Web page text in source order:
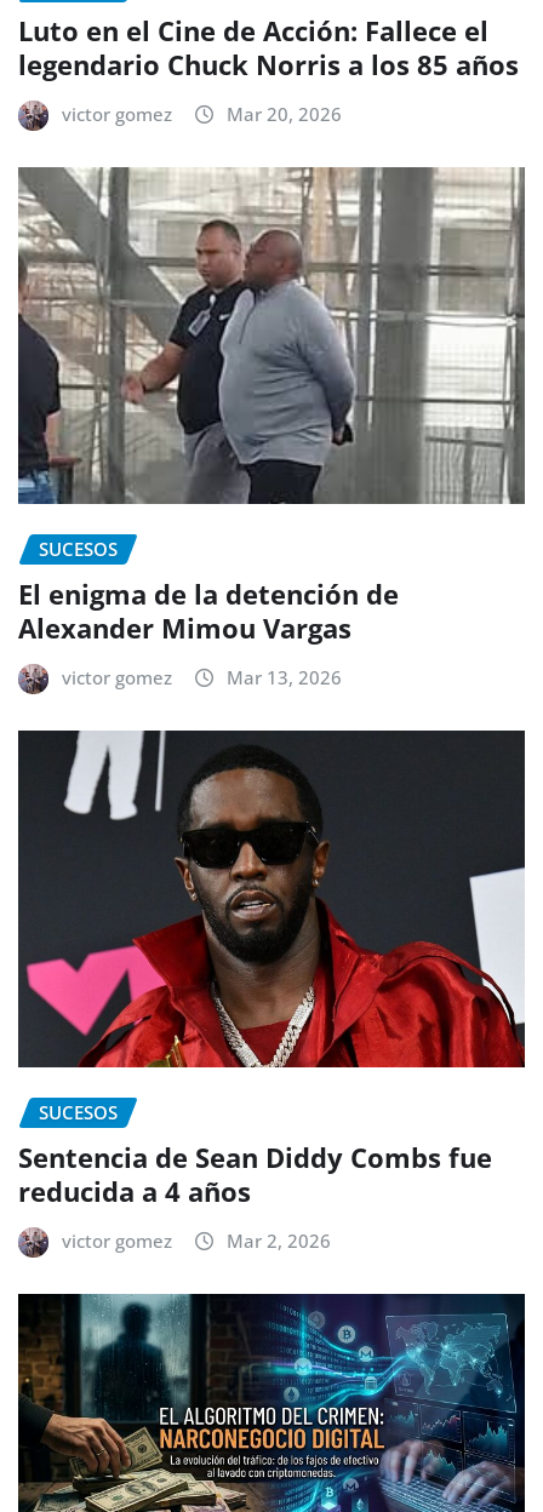
Luto en el Cine de Acción: Fallece el
legendario Chuck Norris a los 85 años
victor gomez Mar 20, 2026
SUCESOS
El enigma de la detención de
Alexander Mimou Vargas
victor gomez Mar 13, 2026
SUCESOS
Sentencia de Sean Diddy Combs fue
reducida a 4 años
victor gomez Mar 2, 2026